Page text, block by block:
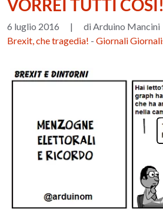
VORREI TUTTI COSÌ!
6 luglio 2016 |
di Arduino Mancini
Brexit, che tragedia! -Giornali